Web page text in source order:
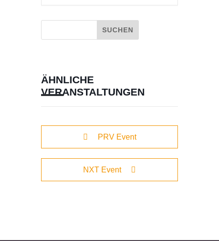
ÄHNLICHE
VERANSTALTUNGEN
PRV Event
NXT Event